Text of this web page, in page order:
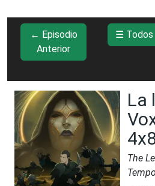
← Episodio
Anterior
☰ Todos
La
The